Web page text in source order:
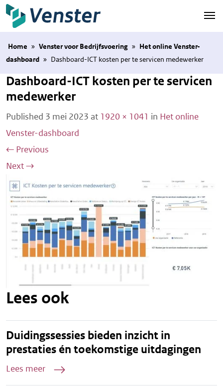
Naar hoofdinhoud
Home » Venster voor Bedrijfsvoering » Het online Venster-
dashboard » Dashboard-ICT kosten per te servicen medewerker
Dashboard-ICT kosten per te servicen
medewerker
Published 3 mei 2023 at 1920 × 1041 in Het online
Venster-dashboard
← Previous
Next→
Lees ook
Duidingssessies bieden inzicht in
prestaties én toekomstige uitdagingen
Lees meer